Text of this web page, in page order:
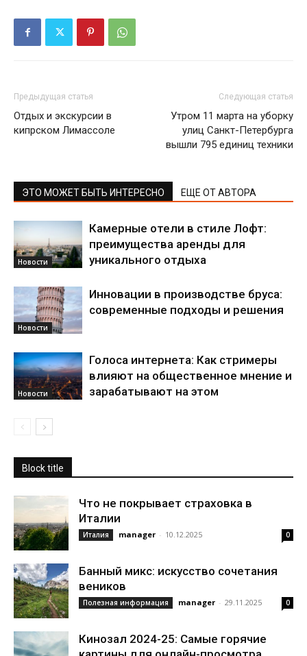
Предыдущая статья
Отдых и экскурсии в
кипрском Лимассоле
Следующая статья
Утром 11 марта на уборку
улиц Санкт-Петербурга
вышли 795 единиц техники
ЭТО МОЖЕТ БЫТЬ ИНТЕРЕСНО ЕЩЕ ОТ АВТОРА
Новости
Камерные отели в стиле Лофт:
преимущества аренды для
уникального отдыха
Новости
Инновации в производстве бруса:
современные подходы и решения
Новости
Голоса интернета: Как стримеры
влияют на общественное мнение и
зарабатывают на этом
Block title
Что не покрывает страховка в
Италии
Италия manager - 10.12.2025 0
Банный микс: искусство сочетания
веников
Полезная информация manager - 29.11.2025 0
Кинозал 2024-25: Самые горячие